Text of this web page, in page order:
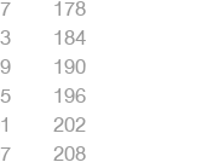
178
184
190
196
202
208